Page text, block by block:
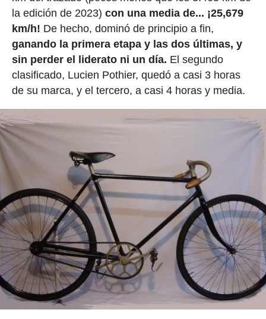
la edición de 2023) con una media de... ¡25,679
km/h! De hecho, dominó de principio a fin,
ganando la primera etapa y las dos últimas, y
sin perder el liderato ni un día. El segundo
clasificado, Lucien Pothier, quedó a casi 3 horas
de su marca, y el tercero, a casi 4 horas y media.